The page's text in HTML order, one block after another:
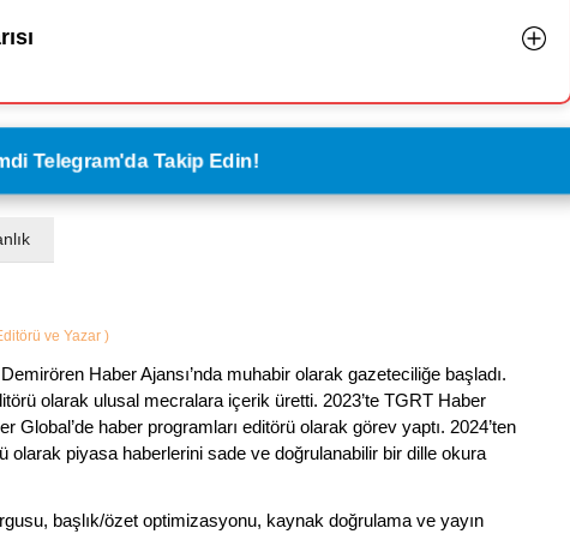
Telegram'da Takip Edin!
ve Yazar )
Haber Ajansı’nda muhabir olarak gazeteciliğe başladı.
olarak ulusal mecralara içerik üretti. 2023’te TGRT Haber
Global’de haber programları editörü olarak görev yaptı. 2024’ten
olarak piyasa haberlerini sade ve doğrulanabilir bir dille okura
başlık/özet optimizasyonu, kaynak doğrulama ve yayın